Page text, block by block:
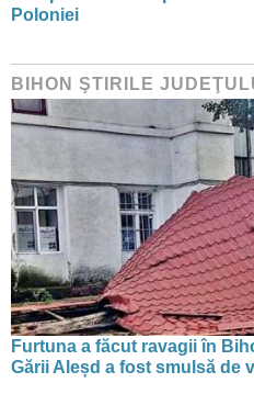
Poloniei
BIHON ŞTIRILE
Furtuna a făcut ravagii în
Gării Aleșd a fost smulsă de